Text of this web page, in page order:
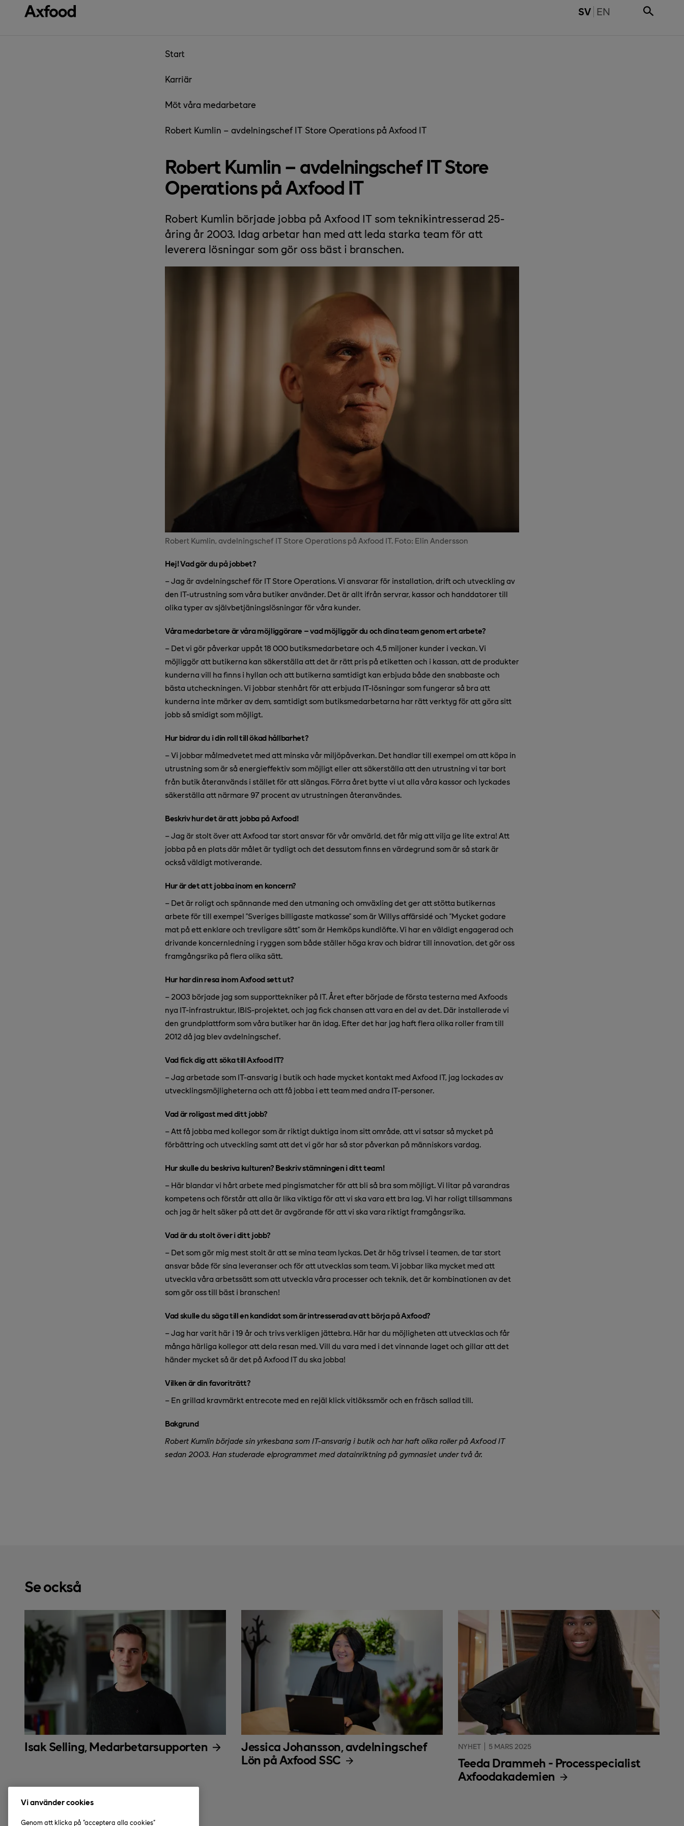
Gå direkt till innehåll SV SWITCH TO
EN
Start
Karriär
Möt våra medarbetare
Robert Kumlin – avdelningschef IT Store Operations på Axfood IT
Robert Kumlin – avdelningschef IT Store
Operations på Axfood IT
Robert Kumlin började jobba på Axfood IT som teknikintresserad 25-
åring år 2003. Idag arbetar han med att leda starka team för att
leverera lösningar som gör oss bäst i branschen.
Robert Kumlin, avdelningschef IT Store Operations på Axfood IT. Foto: Elin Andersson
Hej! Vad gör du på jobbet?
– Jag är avdelningschef för IT Store Operations. Vi ansvarar för installation, drift och utveckling av
den IT-utrustning som våra butiker använder. Det är allt ifrån servrar, kassor och handdatorer till
olika typer av självbetjäningslösningar för våra kunder.
Våra medarbetare är våra möjliggörare – vad möjliggör du och dina team genom ert arbete?
– Det vi gör påverkar uppåt 18 000 butiksmedarbetare och 4,5 miljoner kunder i veckan. Vi
möjliggör att butikerna kan säkerställa att det är rätt pris på etiketten och i kassan, att de produkter
kunderna vill ha finns i hyllan och att butikerna samtidigt kan erbjuda både den snabbaste och
bästa utcheckningen. Vi jobbar stenhårt för att erbjuda IT-lösningar som fungerar så bra att
kunderna inte märker av dem, samtidigt som butiksmedarbetarna har rätt verktyg för att göra sitt
jobb så smidigt som möjligt.
Hur bidrar du i din roll till ökad hållbarhet?
– Vi jobbar målmedvetet med att minska vår miljöpåverkan. Det handlar till exempel om att köpa in
utrustning som är så energieffektiv som möjligt eller att säkerställa att den utrustning vi tar bort
från butik återanvänds i stället för att slängas. Förra året bytte vi ut alla våra kassor och lyckades
säkerställa att närmare 97 procent av utrustningen återanvändes.
Beskriv hur det är att jobba på Axfood!
– Jag är stolt över att Axfood tar stort ansvar för vår omvärld, det får mig att vilja ge lite extra! Att
jobba på en plats där målet är tydligt och det dessutom finns en värdegrund som är så stark är
också väldigt motiverande.
Hur är det att jobba inom en koncern?
– Det är roligt och spännande med den utmaning och omväxling det ger att stötta butikernas
arbete för till exempel ”Sveriges billigaste matkasse” som är Willys affärsidé och ”Mycket godare
mat på ett enklare och trevligare sätt” som är Hemköps kundlöfte. Vi har en väldigt engagerad och
drivande koncernledning i ryggen som både ställer höga krav och bidrar till innovation, det gör oss
framgångsrika på flera olika sätt.
Hur har din resa inom Axfood sett ut?
– 2003 började jag som supporttekniker på IT. Året efter började de första testerna med Axfoods
nya IT-infrastruktur, IBIS-projektet, och jag fick chansen att vara en del av det. Där installerade vi
den grundplattform som våra butiker har än idag. Efter det har jag haft flera olika roller fram till
2012 då jag blev avdelningschef.
Vad fick dig att söka till Axfood IT?
– Jag arbetade som IT-ansvarig i butik och hade mycket kontakt med Axfood IT, jag lockades av
utvecklingsmöjligheterna och att få jobba i ett team med andra IT-personer.
Vad är roligast med ditt jobb?
– Att få jobba med kollegor som är riktigt duktiga inom sitt område, att vi satsar så mycket på
förbättring och utveckling samt att det vi gör har så stor påverkan på människors vardag.
Hur skulle du beskriva kulturen? Beskriv stämningen i ditt team!
– Här blandar vi hårt arbete med pingismatcher för att bli så bra som möjligt. Vi litar på varandras
kompetens och förstår att alla är lika viktiga för att vi ska vara ett bra lag. Vi har roligt tillsammans
och jag är helt säker på att det är avgörande för att vi ska vara riktigt framgångsrika.
Vad är du stolt över i ditt jobb?
– Det som gör mig mest stolt är att se mina team lyckas. Det är hög trivsel i teamen, de tar stort
ansvar både för sina leveranser och för att utvecklas som team. Vi jobbar lika mycket med att
utveckla våra arbetssätt som att utveckla våra processer och teknik, det är kombinationen av det
som gör oss till bäst i branschen!
Vad skulle du säga till en kandidat som är intresserad av att börja på Axfood?
– Jag har varit här i 19 år och trivs verkligen jättebra. Här har du möjligheten att utvecklas och får
många härliga kollegor att dela resan med. Vill du vara med i det vinnande laget och gillar att det
händer mycket så är det på Axfood IT du ska jobba!
Vilken är din favoriträtt?
– En grillad kravmärkt entrecote med en rejäl klick vitlökssmör och en fräsch sallad till.
Bakgrund
Robert Kumlin började sin yrkesbana som IT-ansvarig i butik och har haft olika roller på Axfood IT
sedan 2003. Han studerade elprogrammet med datainriktning på gymnasiet under två år.
Se också
Isak Selling, Medarbetarsupporten
Jessica Johansson, avdelningschef
Lön på Axfood SSC
NYHET 5 MARS 2025
Teeda Drammeh - Processpecialist
Axfoodakademien
Vi använder cookies
Genom att klicka på "acceptera alla cookies"